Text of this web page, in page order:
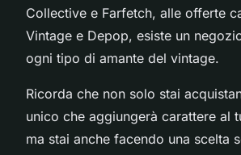
Collective e Farfetch, alle offerte
Vintage e Depop, esiste un
ogni tipo di amante del vintage.
Ricorda che non solo stai
unico che aggiungerà carattere al
ma stai anche facendo una scelta